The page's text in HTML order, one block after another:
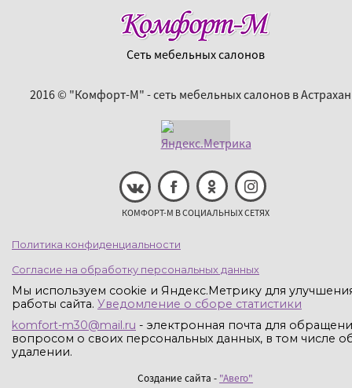
Сеть мебельных салонов
2016 © "Комфорт-М" - сеть мебельных салонов в
КОМФОРТ-М В СОЦИАЛЬНЫХ СЕТЯХ
Политика конфиденциальности
Согласие на обработку персональных данных
Мы используем cookie и Яндекс.Метрику для
работы сайта. Уведомление о сборе статистики
komfort-m30@mail.ru - электронная почта для
вопросом о своих персональных данных, в том числе
удалении.
Создание сайта - "Авего"